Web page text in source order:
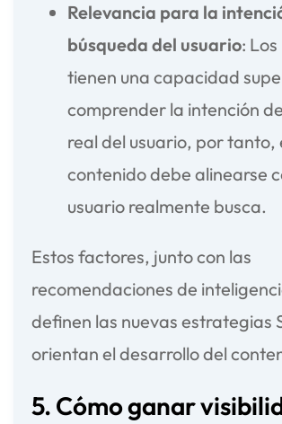
Relevancia para la
búsqueda del usuario:
tienen una capacidad
comprender la intención
real del usuario, por tanto,
contenido debe alinearse
usuario realmente busca.
Estos factores, junto con las
recomendaciones de
definen las nuevas estrategias
orientan el desarrollo del
5. Cómo ganar